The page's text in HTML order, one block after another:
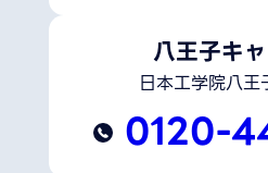
八王子キ
日本工学院八
0120-